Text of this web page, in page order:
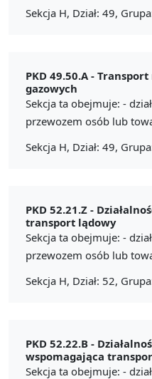
Sekcja H, Dział: 49,
PKD 49.50.A -
gazowych
Sekcja ta obejmuje: -
przewozem osób lub
Sekcja H, Dział: 49,
PKD 52.21.Z -
transport lądowy
Sekcja ta obejmuje: -
przewozem osób lub
Sekcja H, Dział: 52,
PKD 52.22.B -
wspomagająca
Sekcja ta obejmuje: -